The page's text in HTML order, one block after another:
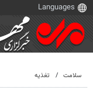
سلامت تغذیه